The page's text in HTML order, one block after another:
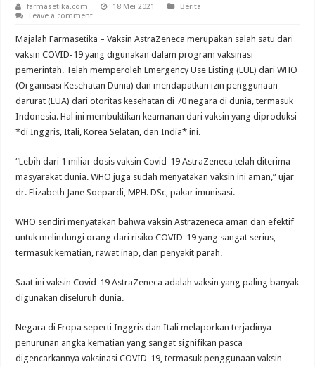
farmasetika.com 18 Mei 2021
Berita
Leave a comment
Majalah Farmasetika – Vaksin AstraZeneca merupakan salah satu dari
vaksin COVID-19 yang digunakan dalam program vaksinasi
pemerintah. Telah memperoleh Emergency Use Listing (EUL) dari WHO
(Organisasi Kesehatan Dunia) dan mendapatkan izin penggunaan
darurat (EUA) dari otoritas kesehatan di 70 negara di dunia, termasuk
Indonesia. Hal ini membuktikan keamanan dari vaksin yang diproduksi
*di Inggris, Itali, Korea Selatan, dan India* ini.
“Lebih dari 1 miliar dosis vaksin Covid-19 AstraZeneca telah diterima
masyarakat dunia. WHO juga sudah menyatakan vaksin ini aman,” ujar
dr. Elizabeth Jane Soepardi, MPH. DSc, pakar imunisasi.
WHO sendiri menyatakan bahwa vaksin Astrazeneca aman dan efektif
untuk melindungi orang dari risiko COVID-19 yang sangat serius,
termasuk kematian, rawat inap, dan penyakit parah.
Saat ini vaksin Covid-19 AstraZeneca adalah vaksin yang paling banyak
digunakan diseluruh dunia.
Negara di Eropa seperti Inggris dan Itali melaporkan terjadinya
penurunan angka kematian yang sangat signifikan pasca
digencarkannya vaksinasi COVID-19, termasuk penggunaan vaksin